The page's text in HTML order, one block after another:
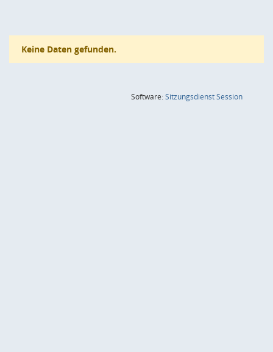
Keine Daten gefunden.
Software:SitzungsdienstSession(Wird in